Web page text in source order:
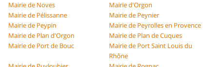
Mairie de Noves
Mairie d'Orgon
Mairie de Pélissanne
Mairie de Peynier
Mairie de Peypin
Mairie de Peyrolles en Provence
Mairie de Plan d'Orgon
Mairie de Plan de Cuques
Mairie de Port de Bouc
Mairie de Port Saint Louis du
Rhône